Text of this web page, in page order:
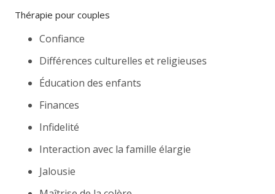
Thérapie pour couples
Confiance
Différences culturelles et religieuses
Éducation des enfants
Finances
Infidelité
Interaction avec la famille élargie
Jalousie